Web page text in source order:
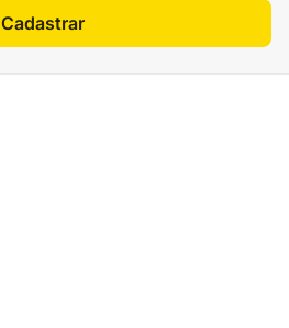
Cadastrar